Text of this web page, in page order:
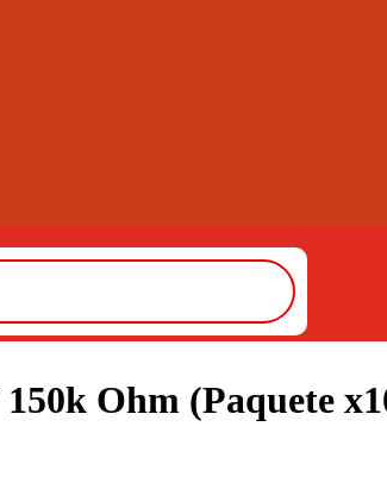
Ohm (Paquete